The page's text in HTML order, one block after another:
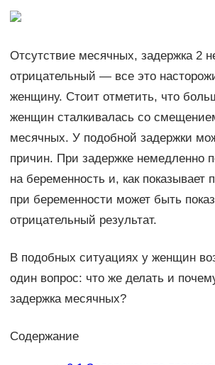
Отсутствие месячных, задержка 2
отрицательный — все это
женщину. Стоит отметить, что
женщин сталкивалась со
месячных. У подобной задержки
причин. При задержке немедленно
на беременность и, как показывает
при беременности может быть
отрицательный результат.
В подобных ситуациях у женщин
один вопрос: что же делать и
задержка месячных?
Содержание